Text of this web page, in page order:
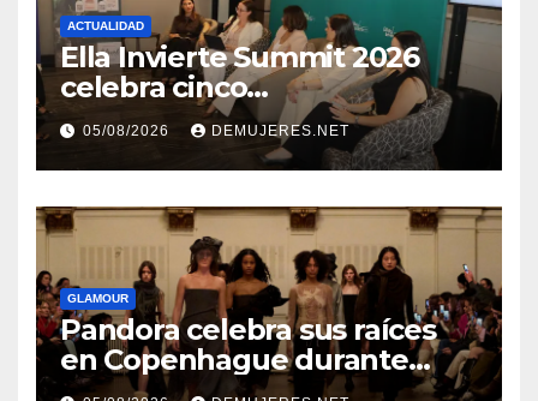
ACTUALIDAD
Ella Invierte Summit 2026
celebra cinco
añosimpulsando a las
mujeres a construir su
independencia financiera
05/08/2026 DEMUJERES.NET
GLAMOUR
Pandora celebra sus raíces
en Copenhague durante
Copenhagen Fashion Week a